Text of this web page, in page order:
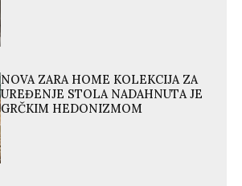
NOVA ZARA HOME KOLEKCIJA ZA
UREĐENJE STOLA NADAHNUTA JE
GRČKIM HEDONIZMOM